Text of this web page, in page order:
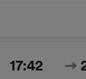
17:42